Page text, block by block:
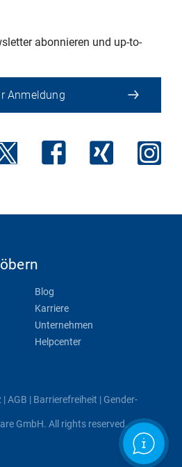
abonnieren und up-to-
Anmeldung
Blog
Karriere
Unternehmen
Helpcenter
|AGB | Barrierefreiheit | Gender-
GmbH. All rights reserved.